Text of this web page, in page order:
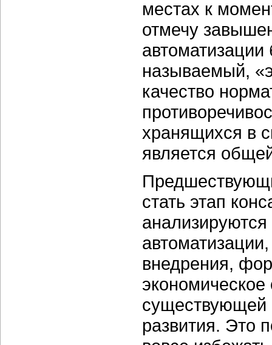
местах к
отмечу
называемый,
качество
хранящихся в
является
стать этап
внедрения,
существующей
развития. Это